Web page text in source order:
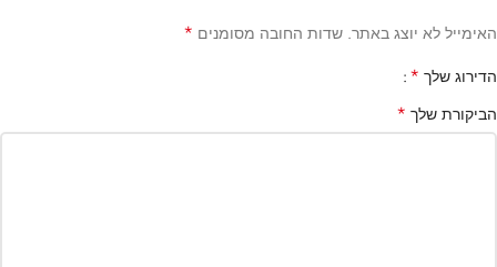
האימייל לא יוצג באתר. שדות החובה מסומנים *
הדירוג שלך *
הביקורת שלך *